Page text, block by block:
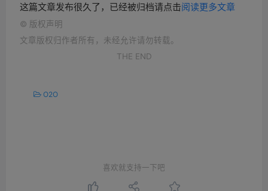
这篇文章发布很久了，已经被归档请点击阅读更多文章
© 版权声明
文章版权归作者所有，未经允许请勿转载。
THE END
O2O
喜欢就支持一下吧